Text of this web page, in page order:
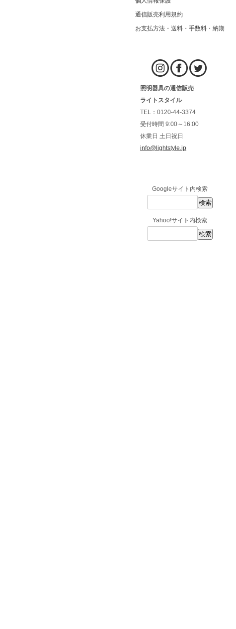
通信販売利用規約
お支払方法・送料・手数料・納期
照明器具の通信販売
ライトスタイル
TEL：0120-44-3374
受付時間 9:00～16:00
休業日 土日祝日
info@lightstyle.jp
Googleサイト内検索
Yahoo!サイト内検索